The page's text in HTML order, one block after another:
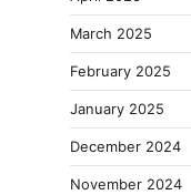
March 2025
February 2025
January 2025
December 2024
November 2024